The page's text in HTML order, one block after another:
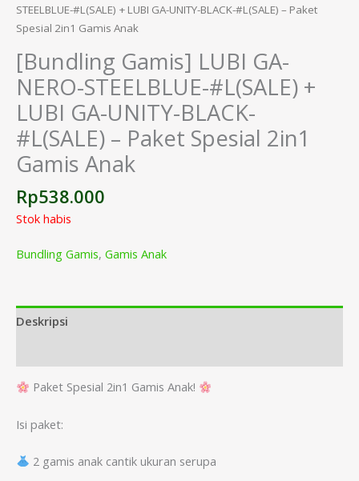
STEELBLUE-#L(SALE) + LUBI GA-UNITY-BLACK-#L(SALE) – Paket
Spesial 2in1 Gamis Anak
[Bundling Gamis] LUBI GA-
NERO-STEELBLUE-#L(SALE) +
LUBI GA-UNITY-BLACK-
#L(SALE) – Paket Spesial 2in1
Gamis Anak
Rp538.000
Stok habis
Bundling Gamis, Gamis Anak
Deskripsi
Paket Spesial 2in1 Gamis Anak!
Isi paket:
2 gamis anak cantik ukuran serupa